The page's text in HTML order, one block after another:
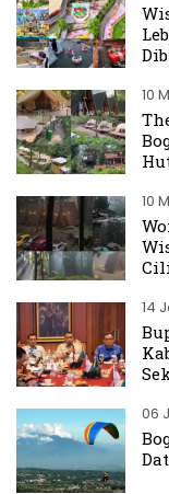
10
10
14
06